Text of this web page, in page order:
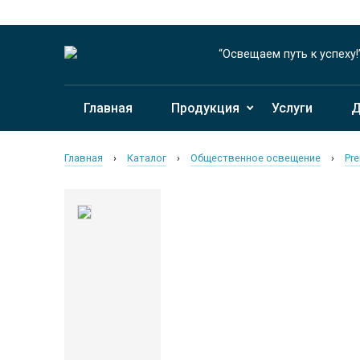
“Освещаем путь к
Главная Продукция Услуги
Главная › Каталог › Общественное освещение ›